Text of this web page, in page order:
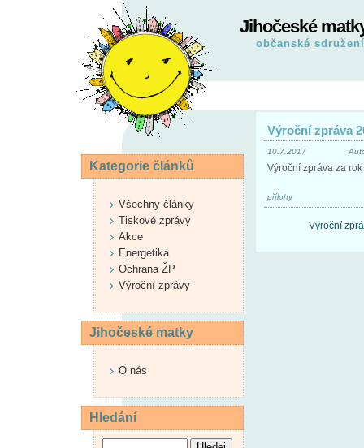
Jihočeské
občanské sdružení
Výroční zpráva
10.7.2017
Výroční zpráva za
přílohy
Výroční
Kategorie článků
Všechny články
Tiskové zprávy
Akce
Energetika
Ochrana ŽP
Výroční zprávy
Jihočeské matky
O nás
Hledání